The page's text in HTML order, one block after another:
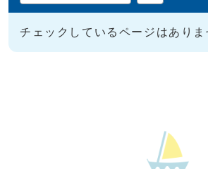
チェックしているページはありま